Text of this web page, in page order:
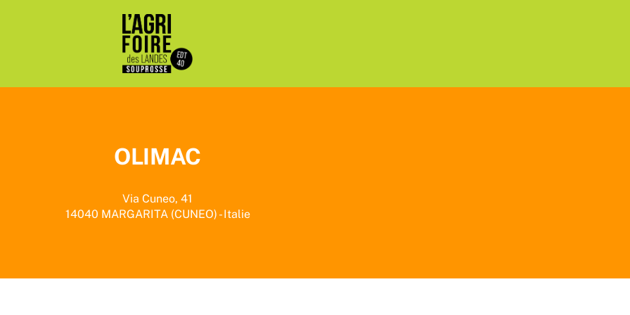
OLIMAC
Via Cuneo, 41
14040 MARGARITA (CUNEO) - Italie